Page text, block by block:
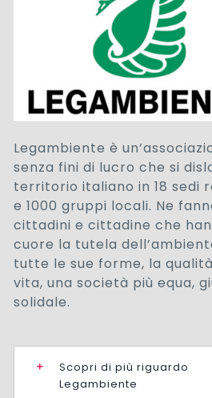
Legambiente è
senza fini di lucro che si
territorio italiano in 18 sedi
e 1000 gruppi locali. Ne
cittadini e cittadine che
cuore la tutela
tutte le sue forme, la
vita, una società più equa,
solidale.
Scopri di più riguardo
Legambiente